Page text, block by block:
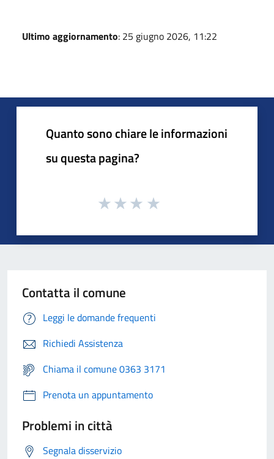
Ultimo aggiornamento: 25 giugno 2026, 11:22
Quanto sono chiare le informazioni
su questa pagina?
Contatta il comune
Leggi le domande frequenti
Richiedi Assistenza
Chiama il comune 0363 3171
Prenota un appuntamento
Problemi in città
Segnala disservizio